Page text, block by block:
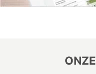
ONZE